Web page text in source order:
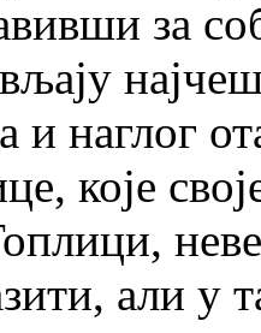
за
наглог
које
али у